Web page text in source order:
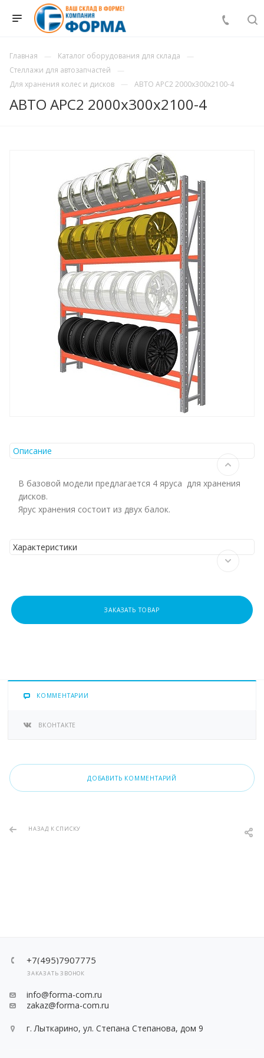
Главная
Каталог оборудования для склада
Стеллажи для автозапчастей
Для хранения колес и дисков
АВТО АРС2 2000х300х2100-4
АВТО АРС2 2000х300х2100-4
Описание
В базовой модели предлагается 4 яруса для хранения
дисков.
Ярус хранения состоит из двух балок.
Характеристики
ЗАКАЗАТЬ ТОВАР
КОММЕНТАРИИ
ВКОНТАКТЕ
ДОБАВИТЬ КОММЕНТАРИЙ
НАЗАД К СПИСКУ
+7(495)7907775
ЗАКАЗАТЬ ЗВОНОК
info@forma-com.ru
zakaz@forma-com.ru
г. Лыткарино, ул. Степана Степанова, дом 9